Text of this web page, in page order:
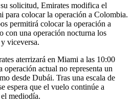
solicitud, Emirates modifica el
para colocar la operación a Colombia.
permitirá colocar la operación a
con una operación nocturna los
viceversa.
aterrizará en Miami a las 10:00
actual no representa un
desde Dubái. Tras una escala de
espera que el vuelo continúe a
mediodía.